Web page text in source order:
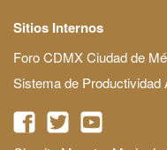
Sitios Internos
Foro CDMX Ciudad de
Sistema de Productividad